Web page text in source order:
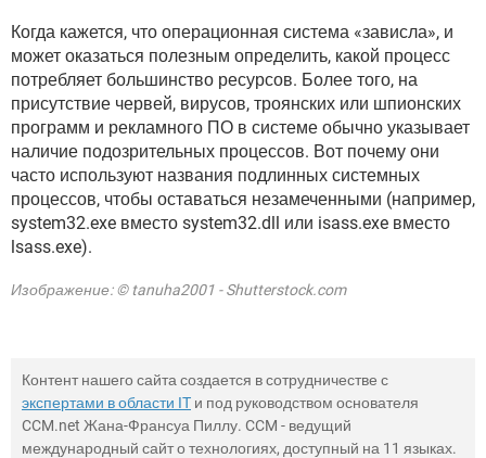
Когда кажется, что операционная система «зависла», и
может оказаться полезным определить, какой процесс
потребляет большинство ресурсов. Более того, на
присутствие червей, вирусов, троянских или шпионских
программ и рекламного ПО в системе обычно указывает
наличие подозрительных процессов. Вот почему они
часто используют названия подлинных системных
процессов, чтобы оставаться незамеченными (например,
system32.exe вместо system32.dll или isass.exe вместо
lsass.exe).
Изображение: © tanuha2001 - Shutterstock.com
Контент нашего сайта создается в сотрудничестве с
экспертами в области IT и под руководством основателя
CCM.net Жана-Франсуа Пиллу. CCM - ведущий
международный сайт о технологиях, доступный на 11 языках.